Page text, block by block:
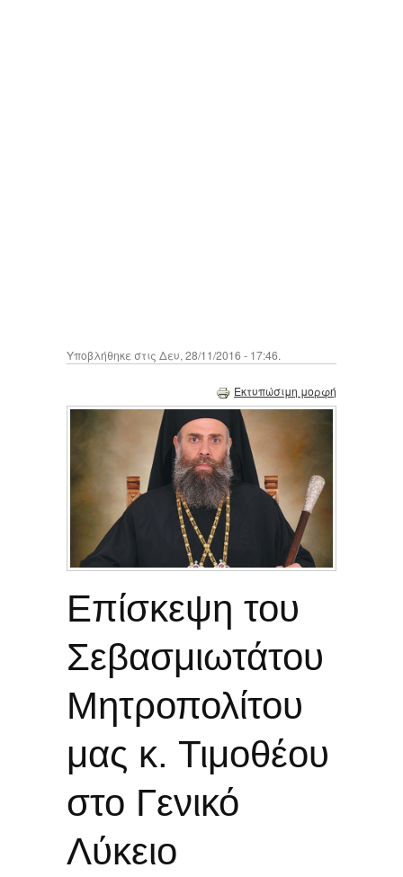
Υποβλήθηκε στις Δευ, 28/11/2016 - 17:46.
Εκτυπώσιμη μορφή
Επίσκεψη του
Σεβασμιωτάτου
Μητροπολίτου
μας κ. Τιμοθέου
στο Γενικό
Λύκειο